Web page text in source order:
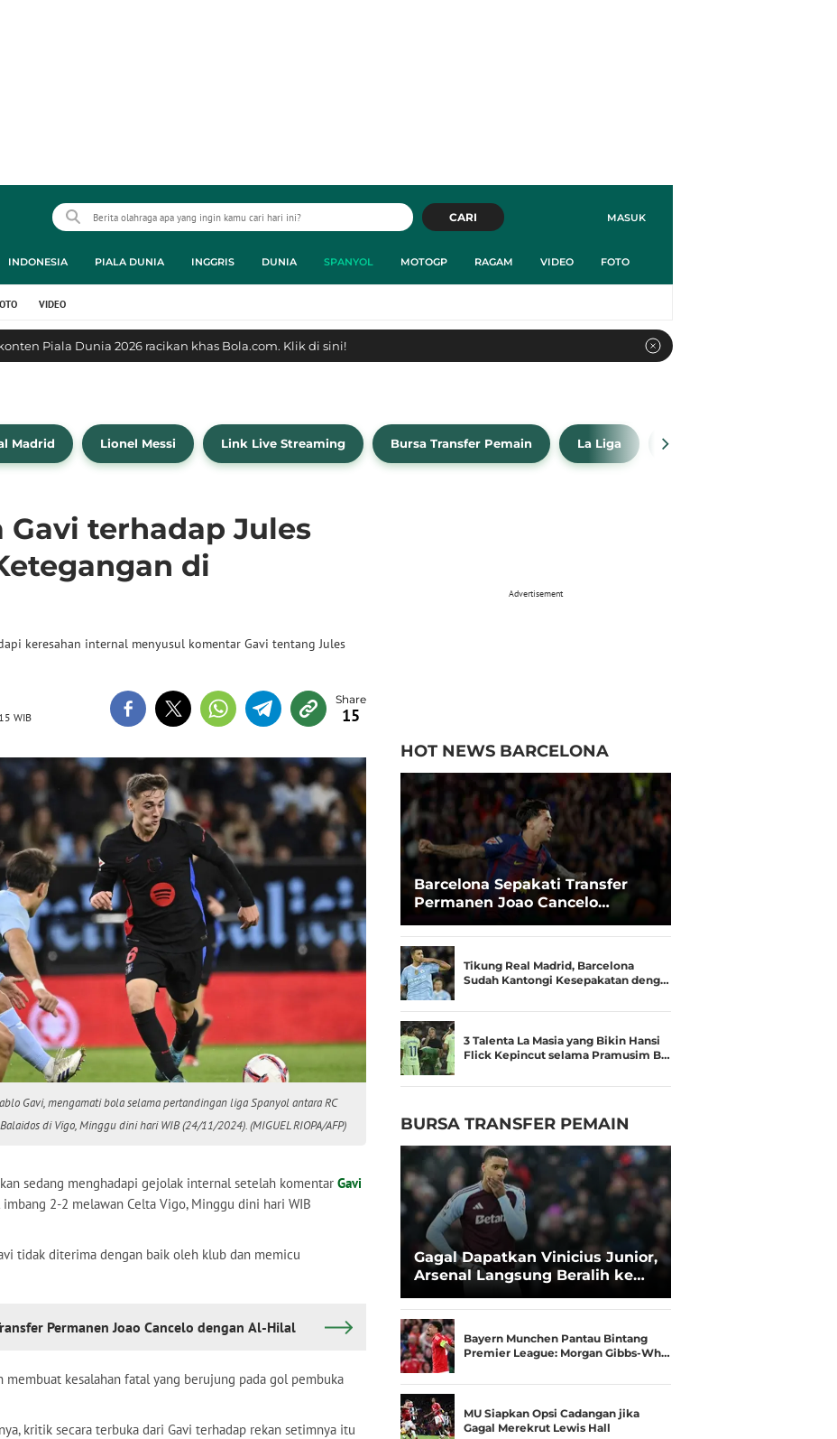
MASUK
CARI
INDONESIA PIALA DUNIA INGGRIS DUNIA SPANYOL MOTOGP RAGAM VIDEO FOTO
VIDEO
Piala Dunia 2026 racikan khas Bola.com. Klik di sini!
Madrid Lionel Messi Link Live Streaming Bursa Transfer Pemain La Liga Barcelona
terhadap Jules
di
keresahan internal menyusul komentar Gavi tentang Jules
WIB 15
Gavi, mengamati bola selama pertandingan liga Spanyol antara RC
di Vigo, Minggu dini hari WIB (24/11/2024). (MIGUEL RIOPA/AFP)
sedang menghadapi gejolak internal setelah komentar Gavi
2-2 melawan Celta Vigo, Minggu dini hari WIB
tidak diterima dengan baik oleh klub dan memicu
Permanen Joao Cancelo dengan Al-Hilal
membuat kesalahan fatal yang berujung pada gol pembuka
kritik secara terbuka dari Gavi terhadap rekan setimnya itu
Advertisement
HOT NEWS BARCELONA
Barcelona Sepakati Transfer
Permanen Joao Cancelo
Tikung Real Madrid, Barcelona
Sudah Kantongi Kesepakatan deng…
3 Talenta La Masia yang Bikin Hansi
Flick Kepincut selama Pramusim B…
BURSA TRANSFER PEMAIN
Gagal Dapatkan Vinicius Junior,
Arsenal Langsung Beralih ke
Bayern Munchen Pantau Bintang
Premier League: Morgan Gibbs-Wh…
MU Siapkan Opsi Cadangan jika
Gagal Merekrut Lewis Hall